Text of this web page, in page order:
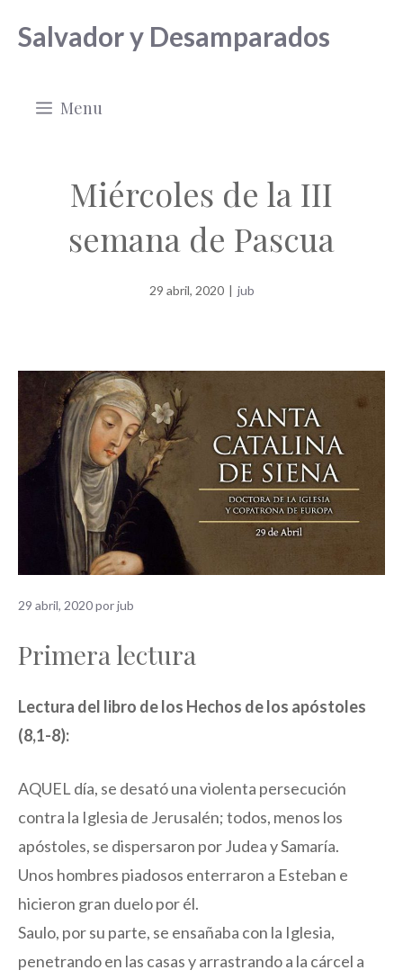
Salvador y Desamparados
Menu
Miércoles de la III
semana de Pascua
29 abril, 2020 | jub
29 abril, 2020porjub
Primera lectura
Lectura del libro de los Hechos de los apóstoles
(8,1-8):
AQUEL día, se desató una violenta persecución
contra la Iglesia de Jerusalén; todos, menos los
apóstoles, se dispersaron por Judea y Samaría.
Unos hombres piadosos enterraron a Esteban e
hicieron gran duelo por él.
Saulo, por su parte, se ensañaba con la Iglesia,
penetrando en las casas y arrastrando a la cárcel a